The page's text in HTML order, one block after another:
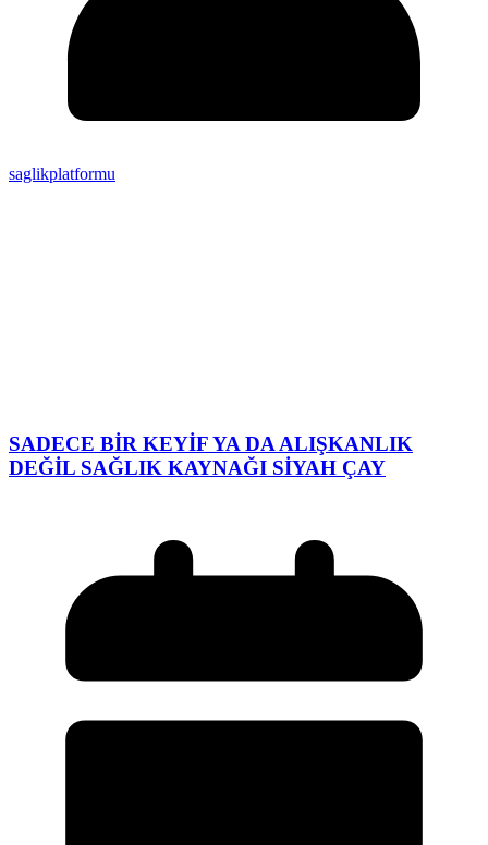
saglikplatformu
SADECE BİR KEYİF YA DA ALIŞKANLIK
DEĞİL SAĞLIK KAYNAĞI SİYAH ÇAY